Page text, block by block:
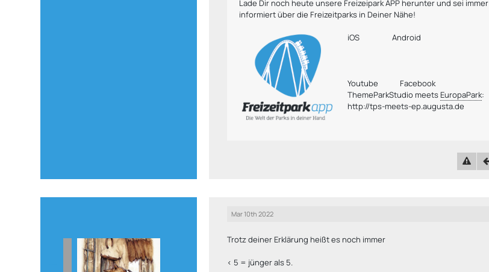
Lade Dir noch heute unsere Freizeipark APP herunter und sei immer
informiert über die Freizeitparks in Deiner Nähe!
iOS Android
Youtube
Facebook
ThemeParkStudio meets EuropaPark:
http://tps-meets-ep.augusta.de
Mar 10th 2022
Trotz deiner Erklärung heißt es noch immer
< 5 = jünger als 5.